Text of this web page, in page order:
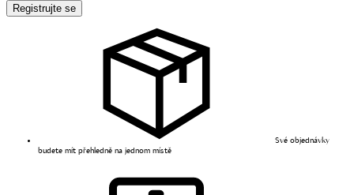
Registrujte se
Své objednávky
budete mít přehledně na jednom místě